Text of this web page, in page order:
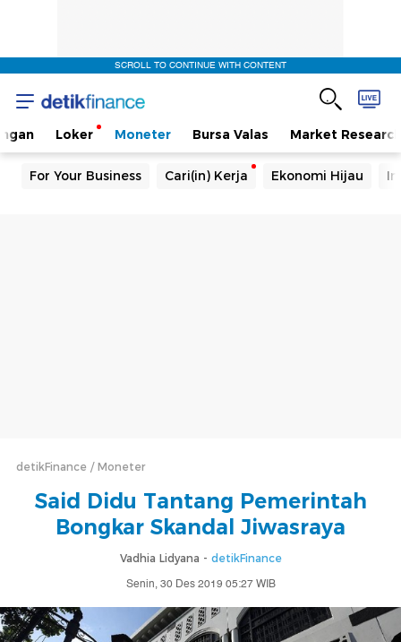
SCROLL TO CONTINUE WITH CONTENT
Loker Moneter Bursa Valas Market Research
For Your Business Cari(in) Kerja Ekonomi Hijau
detikFinance Moneter
Said Didu Tantang Pemerintah
Bongkar Skandal Jiwasraya
Vadhia Lidyana - detikFinance
Senin, 30 Des 2019 05:27 WIB